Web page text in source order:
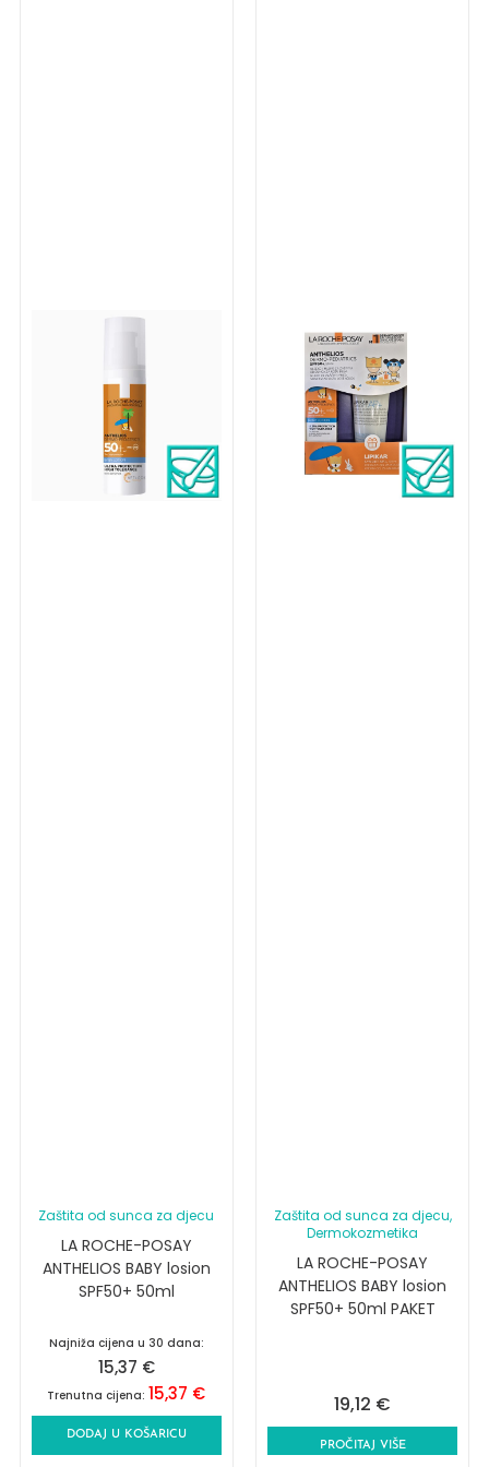
Zaštita od sunca za djecu
LA ROCHE-POSAY
ANTHELIOS BABY losion
SPF50+ 50ml
Najniža cijena u 30 dana:
15,37 €
Trenutna cijena: 15,37 €
DODAJ U KOŠARICU
Zaštita od sunca za djecu,
Dermokozmetika
LA ROCHE-POSAY
ANTHELIOS BABY losion
SPF50+ 50ml PAKET
19,12 €
PROČITAJ VIŠE